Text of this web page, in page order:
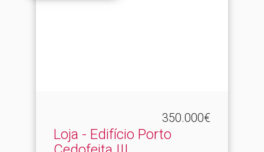
350.000€
Loja - Edifício Porto